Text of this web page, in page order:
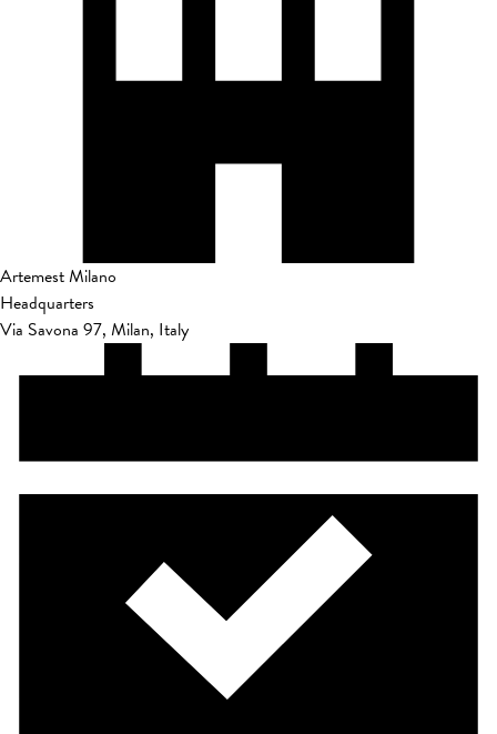
Artemest Milano
Headquarters
Via Savona 97, Milan, Italy